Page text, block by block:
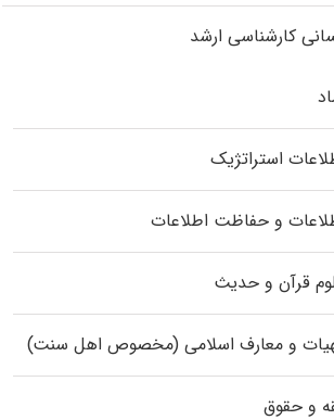
کارشناسی ارشد
استراتژیک
و حفاظت اطلاعات
قرآن و حدیث
و معارف اسلامی (مخصوص اهل سنت)
و حقوق